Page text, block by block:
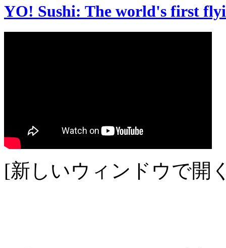
YO! Sushi: The world's first
[新しいウィンドウで開